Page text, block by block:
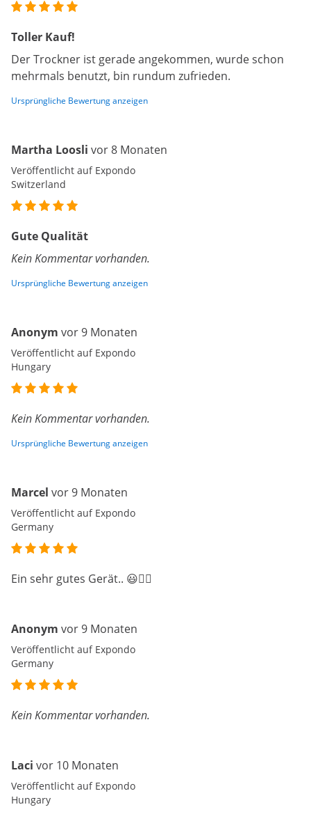
Toller Kauf!
Der Trockner ist gerade angekommen, wurde schon
mehrmals benutzt, bin rundum zufrieden.
Ursprüngliche Bewertung anzeigen
Martha Loosli vor 8 Monaten
Veröffentlicht auf Expondo
Switzerland
Gute Qualität
Kein Kommentar vorhanden.
Ursprüngliche Bewertung anzeigen
Anonym vor 9 Monaten
Veröffentlicht auf Expondo
Hungary
Kein Kommentar vorhanden.
Ursprüngliche Bewertung anzeigen
Marcel vor 9 Monaten
Veröffentlicht auf Expondo
Germany
Ein sehr gutes Gerät.. 😃👍🏼
Anonym vor 9 Monaten
Veröffentlicht auf Expondo
Germany
Kein Kommentar vorhanden.
Laci vor 10 Monaten
Veröffentlicht auf Expondo
Hungary